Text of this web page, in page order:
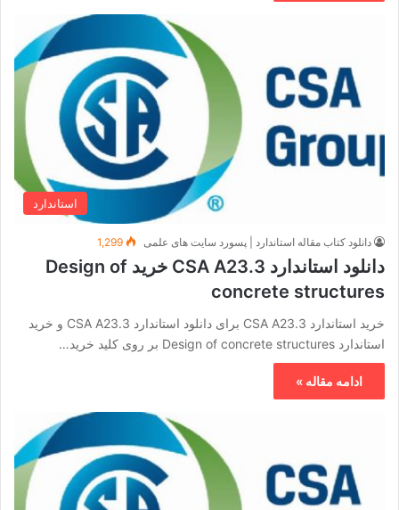
استاندارد
دانلود کتاب مقاله استاندارد | پسورد سایت های علمی 1,299
دانلود استاندارد CSA A23.3 خرید Design of
concrete structures
خرید استاندارد CSA A23.3 برای دانلود استاندارد CSA A23.3 و خرید
استاندارد Design of concrete structures بر روی کلید خرید…
ادامه مقاله »